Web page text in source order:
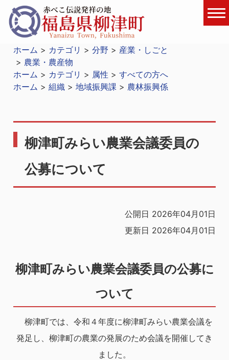
ホーム カテゴリ 分野
産業・しごと
農業・農産物
ホーム
カテゴリ 属性
すべての方へ
ホーム
組織 地域振興課 農林振興係
柳津町みらい農業会議委員の
公募について
公開日 2026年04月01日
更新日 2026年04月01日
柳津町みらい農業会議委員の公募に
ついて
柳津町では、令和４年度に柳津町みらい農業会議を
発足し、柳津町の農業の発展のため会議を開催してき
ました。